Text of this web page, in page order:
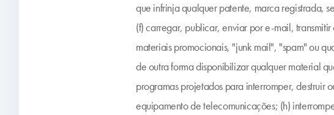
que infrinja qualquer patente, marca registrada,
(f) carregar, publicar, enviar por e-mail,
materiais promocionais, "junk mail", "spam" ou
de outra forma disponibilizar qualquer material
programas projetados para interromper, destruir
equipamento de telecomunicações; (h)